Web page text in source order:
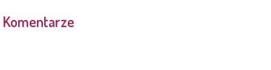
Komentarze